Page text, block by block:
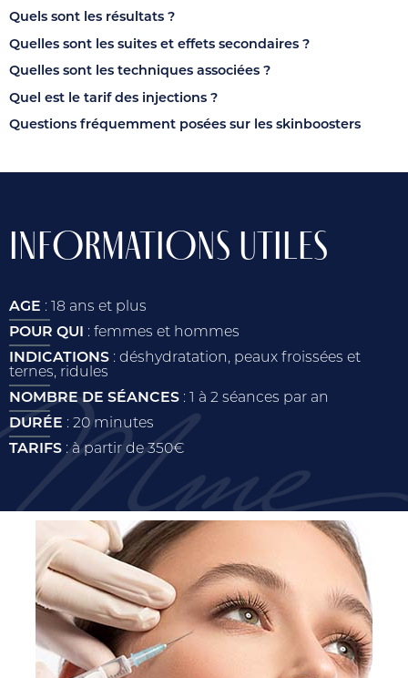
Quels sont les résultats ?
Quelles sont les suites et effets secondaires ?
Quelles sont les techniques associées ?
Quel est le tarif des injections ?
Questions fréquemment posées sur les skinboosters
INFORMATIONS UTILES
AGE : 18 ans et plus
POUR QUI : femmes et hommes
INDICATIONS : déshydratation, peaux froissées et
ternes, ridules
NOMBRE DE SÉANCES : 1 à 2 séances par an
DURÉE : 20 minutes
TARIFS : à partir de 350€